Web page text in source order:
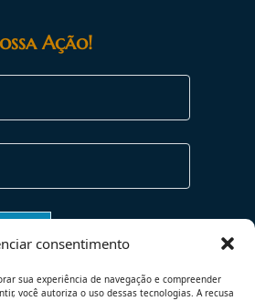
consentimento
sua experiência de navegação e compreender
você autoriza o uso dessas tecnologias. A recusa
Ação!